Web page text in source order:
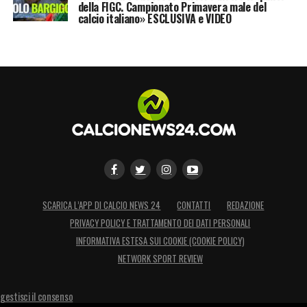
offensivo che Inzaghi potrebbe divertirsi a
della FIGC. Campionato Primavera male del
calcio italiano» ESCLUSIVA e VIDEO
SCARICA L’APP DI CALCIO NEWS 24 CONTATTI
REDAZIONE
PRIVACY POLICY E TRATTAMENTO DEI DATI PERSONALI
INFORMATIVA ESTESA SUI COOKIE (COOKIE POLICY)
NETWORK SPORT REVIEW
gestisci il consenso